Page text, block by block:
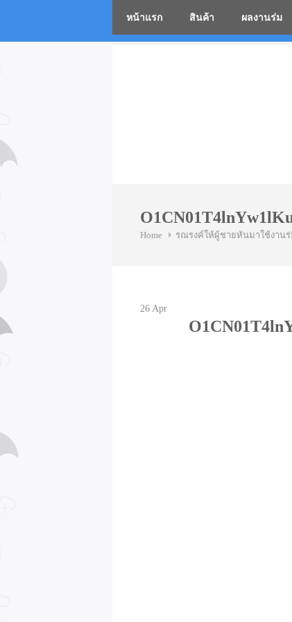
หน้าแรก สินค้า ผลงานร่ม
Home รณรงค์ให้ผู้ชายหันมาใช้งา
26 Apr
โรง